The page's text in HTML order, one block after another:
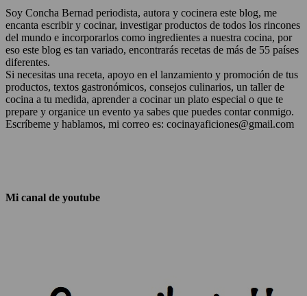
Soy Concha Bernad periodista, autora y cocinera este blog, me
encanta escribir y cocinar, investigar productos de todos los rincones
del mundo e incorporarlos como ingredientes a nuestra cocina, por
eso este blog es tan variado, encontrarás recetas de más de 55 países
diferentes.
Si necesitas una receta, apoyo en el lanzamiento y promoción de tus
productos, textos gastronómicos, consejos culinarios, un taller de
cocina a tu medida, aprender a cocinar un plato especial o que te
prepare y organice un evento ya sabes que puedes contar conmigo.
Escríbeme y hablamos, mi correo es: cocinayaficiones@gmail.com
Mi canal de youtube